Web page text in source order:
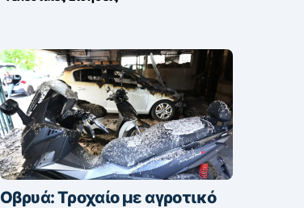
Οβρυά: Τροχαίο με αγροτικό